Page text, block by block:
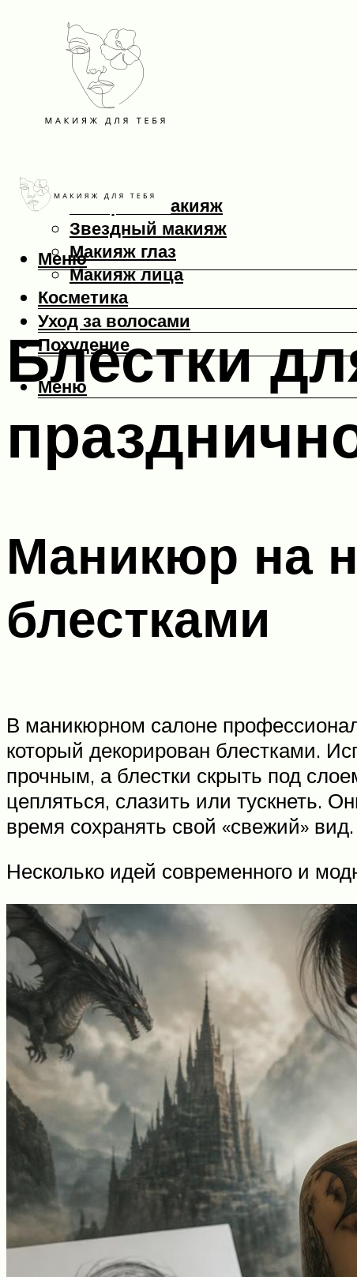
Макияж
Вечерний макияж
Звездный макияж
Макияж глаз
Макияж лица
Косметика
Уход за волосами
Похудение
Меню
Меню
Блестки
Маникюр на
блестками
В маникюрном салоне
который декорирован блестками.
прочным, а блестки скрыть под
цепляться, слазить или тускнеть.
время сохранять свой «свежий» вид.
Несколько идей современного и